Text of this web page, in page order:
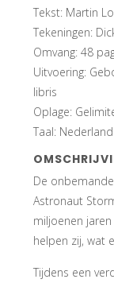
Tekst: Martin
Tekeningen:
Omvang: 48
Uitvoering:
libris
Oplage:
Taal:
De
Astronaut
miljoenen
helpen zij, wat
Tijdens een